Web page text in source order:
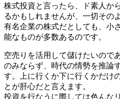
株式投資と言ったら、ド素人か
るかもしれませんが、一切その
有名企業の株式だとしても、小
能なものが多数あるのです。
空売りを活用して儲けたいので
のみならず、時代の情勢を推論
す。上に行くか下に行くかだけ
とが肝心だと言えます。
投資を行なうに際しては色んな